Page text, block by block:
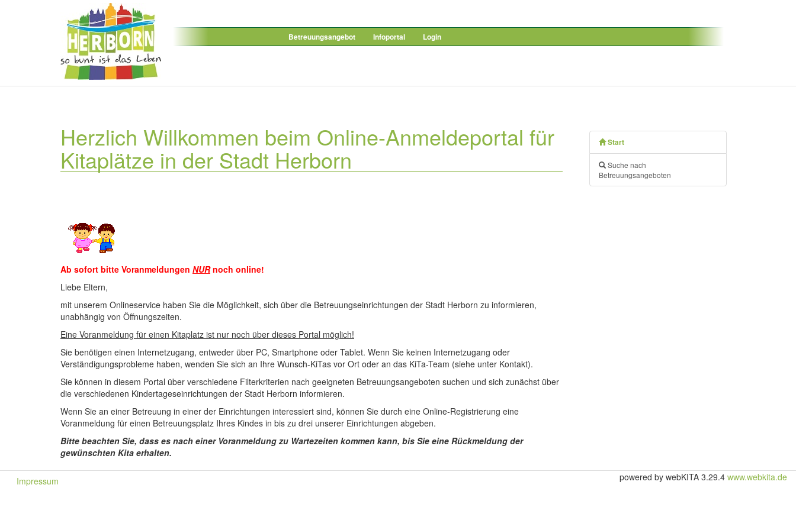
Betreuungsangebot Infoportal Login
Herzlich Willkommen beim Online-Anmeldeportal für
Kitaplätze in der Stadt Herborn
Ab sofort bitte Voranmeldungen NURnoch online!
Liebe Eltern,
mit unserem Onlineservice haben Sie die Möglichkeit, sich über die Betreuungseinrichtungen der Stadt Herborn zu informieren,
unabhängig von Öffnungszeiten.
Eine Voranmeldung für einen Kitaplatz ist nur noch über dieses Portal möglich!
Sie benötigen einen Internetzugang, entweder über PC, Smartphone oder Tablet. Wenn Sie keinen Internetzugang oder
Verständigungsprobleme haben, wenden Sie sich an Ihre Wunsch-KiTas vor Ort oder an das KiTa-Team (siehe unter Kontakt).
Sie können in diesem Portal über verschiedene Filterkriterien nach geeigneten Betreuungsangeboten suchen und sich zunächst über
die verschiedenen Kindertageseinrichtungen der Stadt Herborn informieren.
Wenn Sie an einer Betreuung in einer der Einrichtungen interessiert sind, können Sie durch eine Online-Registrierung eine
Voranmeldung für einen Betreuungsplatz Ihres Kindes in bis zu drei unserer Einrichtungen abgeben.
Bitte beachten Sie, dass es nach einer Voranmeldung zu Wartezeiten kommen kann, bis Sie eine Rückmeldung der
gewünschten Kita erhalten.
Start
Suche nach
Betreuungsangeboten
Impressum powered by webKITA 3.29.4 www.webkita.de